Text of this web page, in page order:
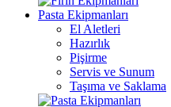
Pasta Ekipmanları
El Aletleri
Hazırlık
Pişirme
Servis ve Sunum
Taşıma ve Saklama